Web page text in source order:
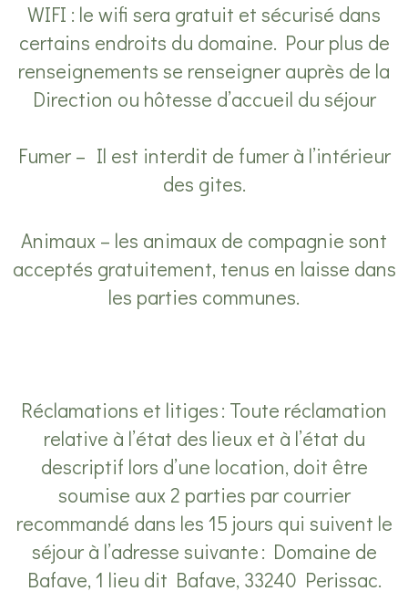
WIFI : le wifi sera gratuit et sécurisé dans
certains endroits du domaine. Pour plus de
renseignements se renseigner auprès de la
Direction ou hôtesse d’accueil du séjour
Fumer – Il est interdit de fumer à l’intérieur
des gites.
Animaux – les animaux de compagnie sont
acceptés gratuitement, tenus en laisse dans
les parties communes.
Réclamations et litiges : Toute réclamation
relative à l’état des lieux et à l’état du
descriptif lors d’une location, doit être
soumise aux 2 parties par courrier
recommandé dans les 15 jours qui suivent le
séjour à l’adresse suivante : Domaine de
Bafave, 1 lieu dit Bafave, 33240 Perissac.